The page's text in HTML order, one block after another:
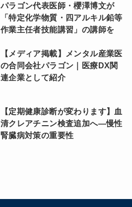
パラゴン代表医師・櫻澤博文が
「特定化学物質・四アルキル鉛等
作業主任者技能講習」の講師を
【メディア掲載】メンタル産業医
の合同会社パラゴン｜医療DX関
連企業として紹介
【定期健康診断が変わります】血
清クレアチニン検査追加へ―慢性
腎臓病対策の重要性